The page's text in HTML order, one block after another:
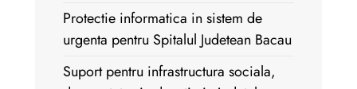
Protectie informatica in sistem de
urgenta pentru Spitalul Judetean Bacau
Suport pentru infrastructura sociala,